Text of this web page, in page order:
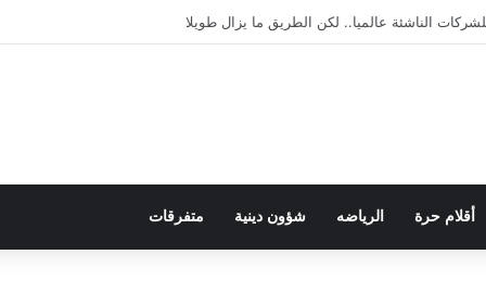
بلسان الاستعمار
أقلام حرة الرياضه شؤون دينية متفرقات